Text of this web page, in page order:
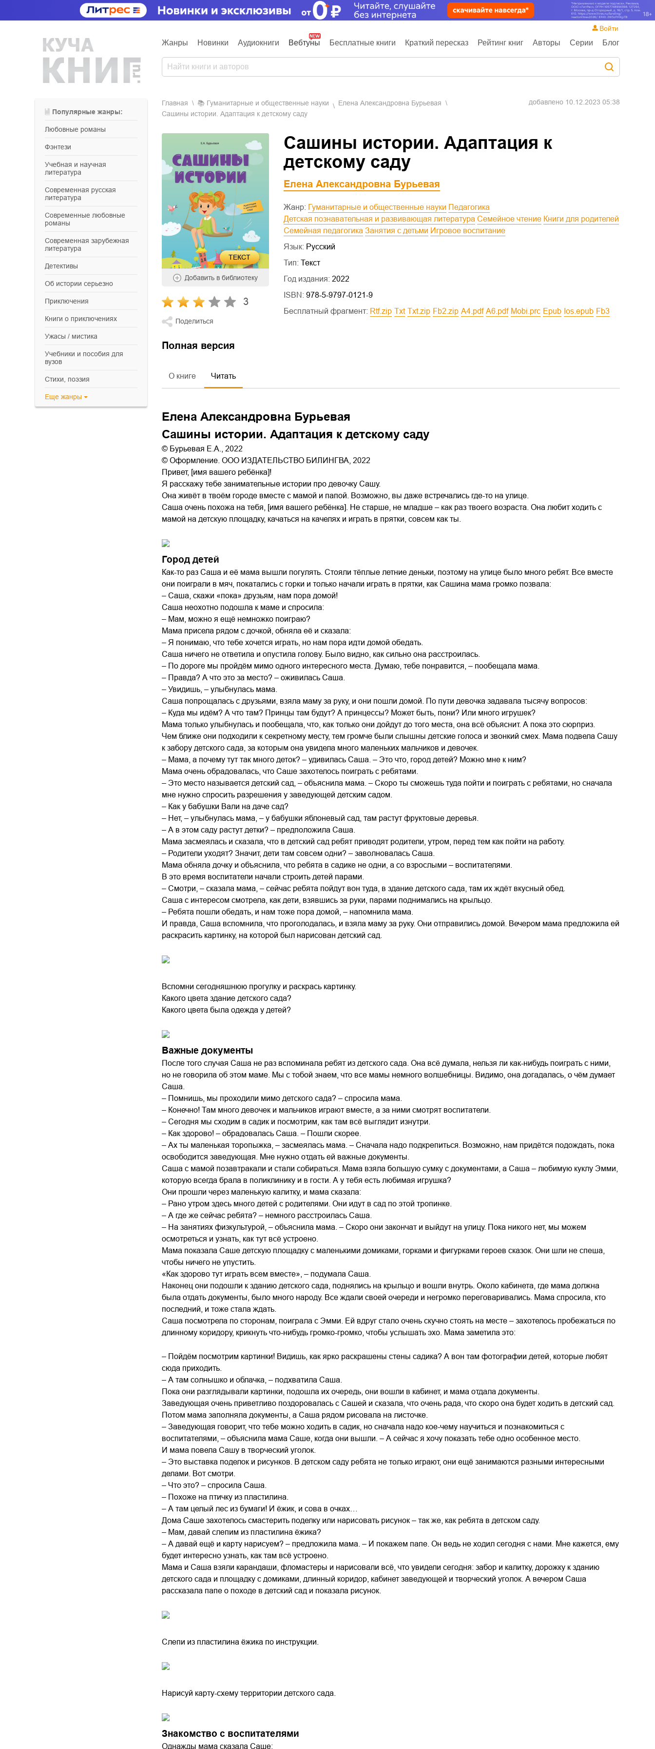
Жанры Новинки Аудиокниги Вебтуны Бесплатные книги Краткий пересказ Рейтинг книг Авторы Серии Блог
Войти
Популярные жанры:
любовные романы
фэнтези
учебная и научная
литература
современная русская
литература
современные любовные
романы
современная зарубежная
литература
детективы
об истории серьезно
приключения
книги о приключениях
ужасы / мистика
учебники и пособия для
вузов
cтихи, поэзия
Еще жанры
Главная 📚 гуманитарные и общественные науки
Елена Александровна Бурьевая
Сашины истории. Адаптация к детскому саду
добавлено 10.12.2023 05:38
ТЕКСТ
Добавить в библиотеку
3
Поделиться
Сашины истории. Адаптация к
детскому саду
Елена Александровна Бурьевая
Жанр: Гуманитарные и общественные науки
Педагогика
Детская познавательная и развивающая литература
Семейное чтение
Книги для родителей
Семейная педагогика
Занятия с детьми
Игровое воспитание
Язык: Русский
Тип: Текст
Год издания: 2022
ISBN: 978-5-9797-0121-9
Бесплатный фрагмент:
rtf.zip txt txt.zip fb2.zip a4.pdf a6.pdf mobi.prc epub ios.epub fb3
Полная версия
О книге Читать
Елена Александровна Бурьевая
Сашины истории. Адаптация к детскому саду
© Бурьевая Е.А., 2022
© Оформление. ООО ИЗДАТЕЛЬСТВО БИЛИНГВА, 2022
Привет, [имя вашего ребёнка]!
Я расскажу тебе занимательные истории про девочку Сашу.
Она живёт в твоём городе вместе с мамой и папой. Возможно, вы даже встречались где-то на улице.
Саша очень похожа на тебя, [имя вашего ребёнка]. Не старше, не младше – как раз твоего возраста. Она любит ходить с
мамой на детскую площадку, качаться на качелях и играть в прятки, совсем как ты.
Город детей
Как-то раз Саша и её мама вышли погулять. Стояли тёплые летние деньки, поэтому на улице было много ребят. Все вместе
они поиграли в мяч, покатались с горки и только начали играть в прятки, как Сашина мама громко позвала:
– Саша, скажи «пока» друзьям, нам пора домой!
Саша неохотно подошла к маме и спросила:
– Мам, можно я ещё немножко поиграю?
Мама присела рядом с дочкой, обняла её и сказала:
– Я понимаю, что тебе хочется играть, но нам пора идти домой обедать.
Саша ничего не ответила и опустила голову. Было видно, как сильно она расстроилась.
– По дороге мы пройдём мимо одного интересного места. Думаю, тебе понравится, – пообещала мама.
– Правда? А что это за место? – оживилась Саша.
– Увидишь, – улыбнулась мама.
Саша попрощалась с друзьями, взяла маму за руку, и они пошли домой. По пути девочка задавала тысячу вопросов:
– Куда мы идём? А что там? Принцы там будут? А принцессы? Может быть, пони? Или много игрушек?
Мама только улыбнулась и пообещала, что, как только они дойдут до того места, она всё объяснит. А пока это сюрприз.
Чем ближе они подходили к секретному месту, тем громче были слышны детские голоса и звонкий смех. Мама подвела Сашу
к забору детского сада, за которым она увидела много маленьких мальчиков и девочек.
– Мама, а почему тут так много деток? – удивилась Саша. – Это что, город детей? Можно мне к ним?
Мама очень обрадовалась, что Саше захотелось поиграть с ребятами.
– Это место называется детский сад, – объяснила мама. – Скоро ты сможешь туда пойти и поиграть с ребятами, но сначала
мне нужно спросить разрешения у заведующей детским садом.
– Как у бабушки Вали на даче сад?
– Нет, – улыбнулась мама, – у бабушки яблоневый сад, там растут фруктовые деревья.
– А в этом саду растут детки? – предположила Саша.
Мама засмеялась и сказала, что в детский сад ребят приводят родители, утром, перед тем как пойти на работу.
– Родители уходят? Значит, дети там совсем одни? – заволновалась Саша.
Мама обняла дочку и объяснила, что ребята в садике не одни, а со взрослыми – воспитателями.
В это время воспитатели начали строить детей парами.
– Смотри, – сказала мама, – сейчас ребята пойдут вон туда, в здание детского сада, там их ждёт вкусный обед.
Саша с интересом смотрела, как дети, взявшись за руки, парами поднимались на крыльцо.
– Ребята пошли обедать, и нам тоже пора домой, – напомнила мама.
И правда, Саша вспомнила, что проголодалась, и взяла маму за руку. Они отправились домой. Вечером мама предложила ей
раскрасить картинку, на которой был нарисован детский сад.
Вспомни сегодняшнюю прогулку и раскрась картинку.
Какого цвета здание детского сада?
Какого цвета была одежда у детей?
Важные документы
После того случая Саша не раз вспоминала ребят из детского сада. Она всё думала, нельзя ли как-нибудь поиграть с ними,
но не говорила об этом маме. Мы с тобой знаем, что все мамы немного волшебницы. Видимо, она догадалась, о чём думает
Саша.
– Помнишь, мы проходили мимо детского сада? – спросила мама.
– Конечно! Там много девочек и мальчиков играют вместе, а за ними смотрят воспитатели.
– Сегодня мы сходим в садик и посмотрим, как там всё выглядит изнутри.
– Как здорово! – обрадовалась Саша. – Пошли скорее.
– Ах ты маленькая торопыжка, – засмеялась мама. – Сначала надо подкрепиться. Возможно, нам придётся подождать, пока
освободится заведующая. Мне нужно отдать ей важные документы.
Саша с мамой позавтракали и стали собираться. Мама взяла большую сумку с документами, а Саша – любимую куклу Эмми,
которую всегда брала в поликлинику и в гости. А у тебя есть любимая игрушка?
Они прошли через маленькую калитку, и мама сказала:
– Рано утром здесь много детей с родителями. Они идут в сад по этой тропинке.
– А где же сейчас ребята? – немного расстроилась Саша.
– На занятиях физкультурой, – объяснила мама. – Скоро они закончат и выйдут на улицу. Пока никого нет, мы можем
осмотреться и узнать, как тут всё устроено.
Мама показала Саше детскую площадку с маленькими домиками, горками и фигурками героев сказок. Они шли не спеша,
чтобы ничего не упустить.
«Как здорово тут играть всем вместе», – подумала Саша.
Наконец они подошли к зданию детского сада, поднялись на крыльцо и вошли внутрь. Около кабинета, где мама должна
была отдать документы, было много народу. Все ждали своей очереди и негромко переговаривались. Мама спросила, кто
последний, и тоже стала ждать.
Саша посмотрела по сторонам, поиграла с Эмми. Ей вдруг стало очень скучно стоять на месте – захотелось пробежаться по
длинному коридору, крикнуть что-нибудь громко-громко, чтобы услышать эхо. Мама заметила это:
– Пойдём посмотрим картинки! Видишь, как ярко раскрашены стены садика? А вон там фотографии детей, которые любят
сюда приходить.
– А там солнышко и облачка, – подхватила Саша.
Пока они разглядывали картинки, подошла их очередь, они вошли в кабинет, и мама отдала документы.
Заведующая очень приветливо поздоровалась с Сашей и сказала, что очень рада, что скоро она будет ходить в детский сад.
Потом мама заполняла документы, а Саша рядом рисовала на листочке.
– Заведующая говорит, что тебе можно ходить в садик, но сначала надо кое-чему научиться и познакомиться с
воспитателями, – объяснила мама Саше, когда они вышли. – А сейчас я хочу показать тебе одно особенное место.
И мама повела Сашу в творческий уголок.
– Это выставка поделок и рисунков. В детском саду ребята не только играют, они ещё занимаются разными интересными
делами. Вот смотри.
– Что это? – спросила Саша.
– Похоже на птичку из пластилина.
– А там целый лес из бумаги! И ёжик, и сова в очках…
Дома Саше захотелось смастерить поделку или нарисовать рисунок – так же, как ребята в детском саду.
– Мам, давай слепим из пластилина ёжика?
– А давай ещё и карту нарисуем? – предложила мама. – И покажем папе. Он ведь не ходил сегодня с нами. Мне кажется, ему
будет интересно узнать, как там всё устроено.
Мама и Саша взяли карандаши, фломастеры и нарисовали всё, что увидели сегодня: забор и калитку, дорожку к зданию
детского сада и площадку с домиками, длинный коридор, кабинет заведующей и творческий уголок. А вечером Саша
рассказала папе о походе в детский сад и показала рисунок.
Слепи из пластилина ёжика по инструкции.
Нарисуй карту-схему территории детского сада.
Знакомство с воспитателями
Однажды мама сказала Саше: